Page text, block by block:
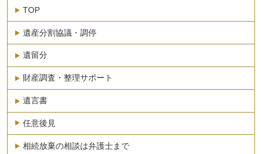
TOP
遺産分割協議・調停
遺留分
財産調査・整理サポート
遺言書
任意後見
相続放棄の相談は弁護士まで